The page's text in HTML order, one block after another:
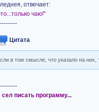
отвечает:
чаю!"
Цитата
в том смысле, что указало на них,
писать программу...